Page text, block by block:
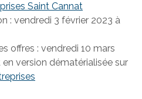
Saint Cannat
: vendredi 3 février 2023 à
offres : vendredi 10 mars
version dématérialisée sur